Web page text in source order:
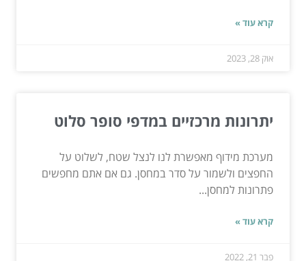
קרא עוד »
אוק 28, 2023
יתרונות מרכזיים במדפי סופר סלוט
מערכת מידוף מאפשרת לנו לנצל שטח, לשלוט על
החפצים ולשמור על סדר במחסן. גם אם אתם מחפשים
פתרונות למחסן...
קרא עוד »
פבר 21, 2022